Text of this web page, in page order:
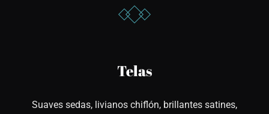
Telas
Suaves sedas, livianos chiflón, brillantes satines,